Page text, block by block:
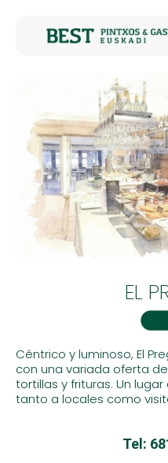
EL
Céntrico y luminoso, El
con una variada oferta
tortillas y frituras. Un
tanto a locales como
Tel: